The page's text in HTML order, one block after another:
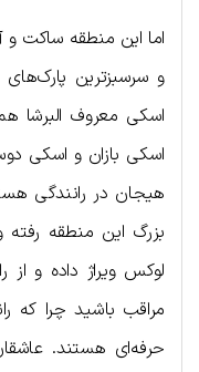
اما این منطقه ساکت و
و سرسبزترین
اسکی معروف البرشا
اسکی بازان و اسکی
هیجان در رانندگی
بزرگ این منطقه رفته
لوکس ویراژ داده و از
مراقب باشید چرا که
حرفه‌ای هستند.